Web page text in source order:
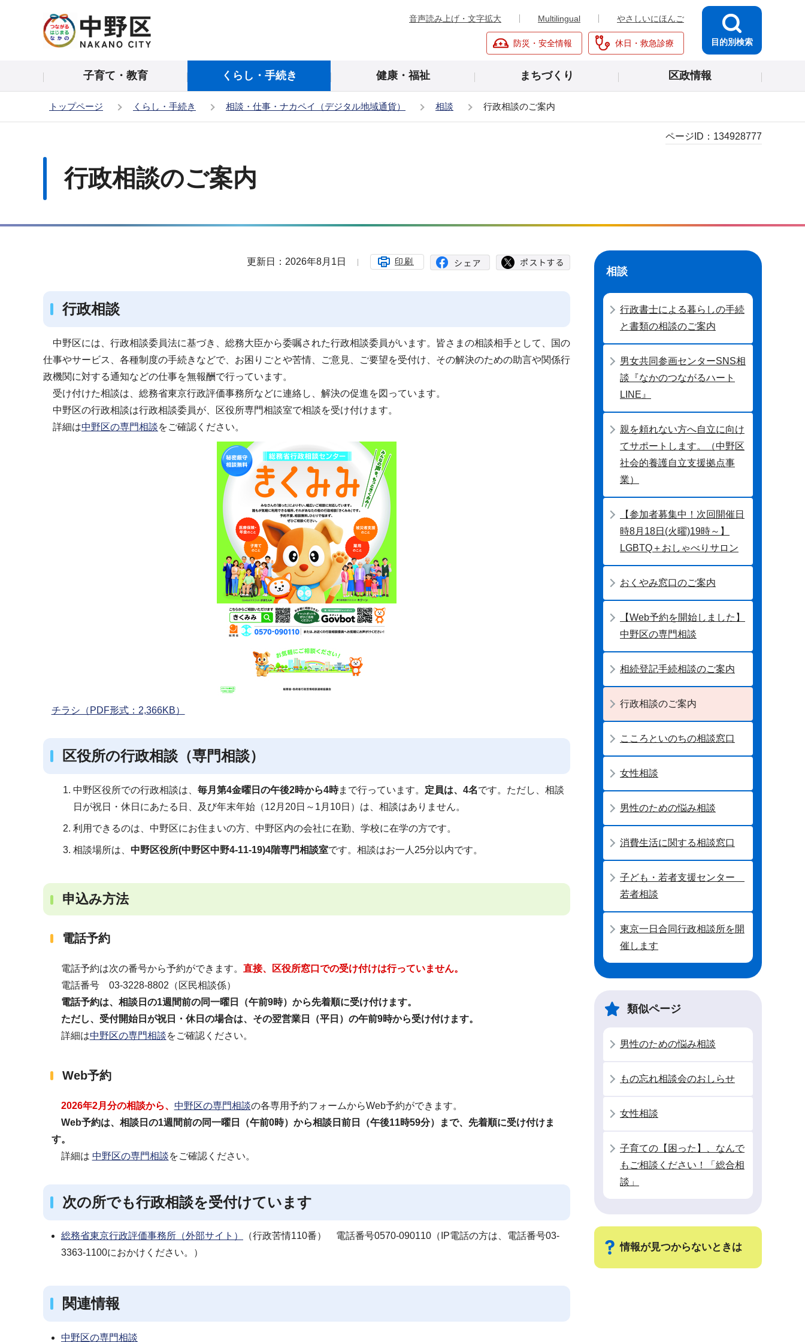
の
頭
音声読み上げ・文字拡大 Multilingual やさしいにほんご
防災・安全情報 休日・救急診療 目的別検索
子育て・教育 くらし・手続き 健康・福祉 まちづくり 区政情報
トップページ くらし・手続き 相談・仕事・ナカペイ（デジタル地域通貨） 相談 行政相談のご案内
行政相談のご案内
ページID： 134928777
更新日：2026年8月1日 印刷
行政相談
中野区には、行政相談委員法に基づき、総務大臣から委嘱された行政相談委員がいます。皆さまの相談相手として、国の
仕事やサービス、各種制度の手続きなどで、お困りごとや苦情、ご意見、ご要望を受付け、その解決のための助言や関係行
政機関に対する通知などの仕事を無報酬で行っています。
受け付けた相談は、総務省東京行政評価事務所などに連絡し、解決の促進を図っています。
中野区の行政相談は行政相談委員が、区役所専門相談室で相談を受け付けます。
詳細は中野区の専門相談をご確認ください。
チラシ（PDF形式：2,366KB）
区役所の行政相談（専門相談）
中野区役所での行政相談は、 毎月第4金曜日の午後2時から4時まで行っています。 定員は、4名です。ただし、相談
日が祝日・休日にあたる日、及び年末年始（12月20日～1月10日）は、相談はありません。
利用できるのは、中野区にお住まいの方、中野区内の会社に在勤、学校に在学の方です。
相談場所は、 中野区役所(中野区中野4-11-19)4階専門相談室です。相談はお一人25分以内です。
申込み方法
電話予約
電話予約は次の番号から予約ができます。 直接、区役所窓口での受け付けは行っていません。
電話番号 03‐3228‐8802（区民相談係）
電話予約は、相談日の1週間前の同一曜日（午前9時）から先着順に受け付けます。
ただし、受付開始日が祝日・休日の場合は、その翌営業日（平日）の午前9時から受け付けます。
詳細は中野区の専門相談をご確認ください。
Web予約
2026年2月分の相談から、 中野区の専門相談の各専用予約フォームからWeb予約ができます。
Web予約は、相談日の1週間前の同一曜日（午前0時）から相談日前日（午後11時59分）まで、先着順に受け付けま
す。
詳細は 中野区の専門相談をご確認ください。
次の所でも行政相談を受付けています
総務省東京行政評価事務所（外部サイト）
（行政苦情110番） 電話番号0570-090110（IP電話の方は、電話番号03-
3363-1100におかけください。）
関連情報
中野区の専門相談
シ
ョ
相談
行政書士による暮らしの手続
と書類の相談のご案内
男女共同参画センターSNS相
談『なかのつながるハート
LINE』
親を頼れない方へ自立に向け
てサポートします。（中野区
社会的養護自立支援拠点事
業）
【参加者募集中！次回開催日
時8月18日(火曜)19時～】
LGBTQ＋おしゃべりサロン
おくやみ窓口のご案内
【Web予約を開始しました】
中野区の専門相談
相続登記手続相談のご案内
行政相談のご案内
こころといのちの相談窓口
女性相談
男性のための悩み相談
消費生活に関する相談窓口
子ども・若者支援センター
若者相談
東京一日合同行政相談所を開
催します
類似ページ
男性のための悩み相談
もの忘れ相談会のおしらせ
女性相談
子育ての【困った】、なんで
もご相談ください！「総合相
談」
情報が見つからないときは